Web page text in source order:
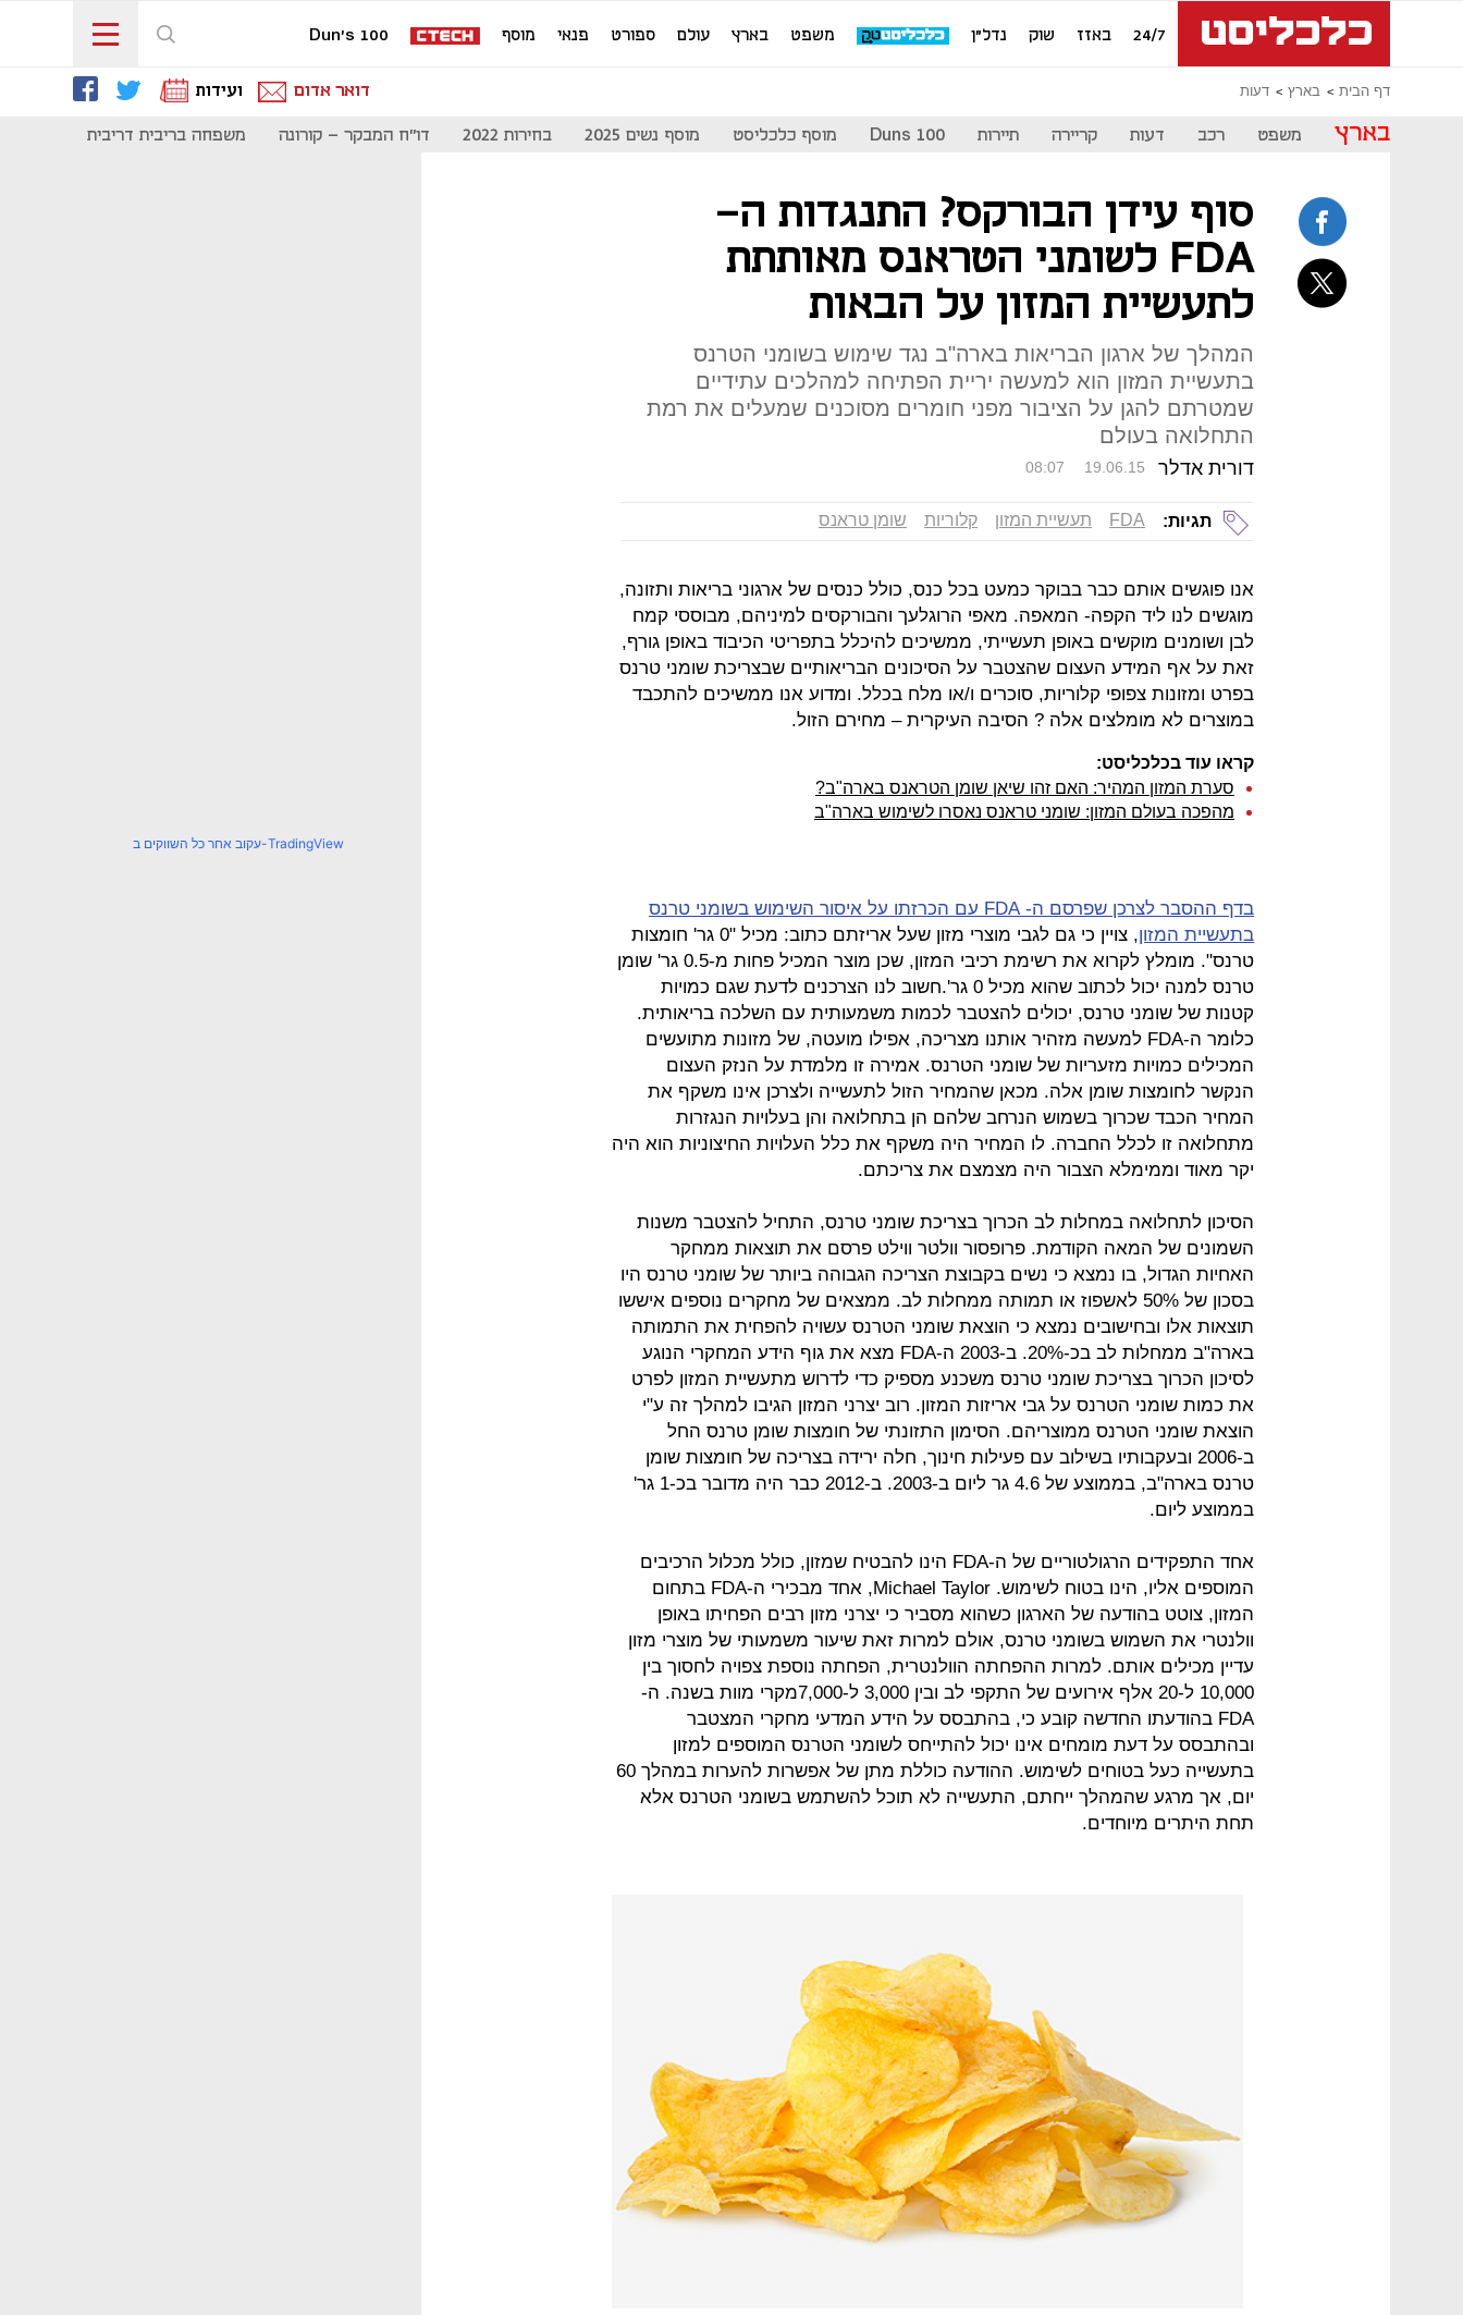
24/7 באזז שוק נדל"ן משפט בארץ עולם ספורט פנאי מוסף Dun's 100
דף הבית בארץ דעות דואר אדום ועידות
בארץ משפט רכב דעות קריירה תיירות Duns 100 מוסף כלכליסט מוסף נשים 2025 בחירות 2022 דו"ח המבקר - קורונה משפחה בריבית דריבית
סוף עידן הבורקס? התנגדות ה-
FDA לשומני הטראנס מאותתת
לתעשיית המזון על הבאות
המהלך של ארגון הבריאות בארה"ב נגד שימוש בשומני הטרנס
בתעשיית המזון הוא למעשה יריית הפתיחה למהלכים עתידיים
שמטרתם להגן על הציבור מפני חומרים מסוכנים שמעלים את רמת
התחלואה בעולם
דורית אדלר 08:07 19.06.15
תגיות: FDA תעשיית המזון קלוריות שומן טראנס
אנו פוגשים אותם כבר בבוקר כמעט בכל כנס, כולל כנסים של ארגוני בריאות ותזונה,
מוגשים לנו ליד הקפה- המאפה. מאפי הרוגלעך והבורקסים למיניהם, מבוססי קמח
לבן ושומנים מוקשים באופן תעשייתי, ממשיכים להיכלל בתפריטי הכיבוד באופן גורף,
זאת על אף המידע העצום שהצטבר על הסיכונים הבריאותיים שבצריכת שומני טרנס
בפרט ומזונות צפופי קלוריות, סוכרים ו/או מלח בכלל. ומדוע אנו ממשיכים להתכבד
במוצרים לא מומלצים אלה ? הסיבה העיקרית – מחירם הזול.
קראו עוד בכלכליסט:
סערת המזון המהיר: האם זהו שיאן שומן הטראנס בארה"ב?
מהפכה בעולם המזון: שומני טראנס נאסרו לשימוש בארה"ב
בדף ההסבר לצרכן שפרסם ה- FDA עם הכרזתו על איסור השימוש בשומני טרנס
בתעשיית המזון
, צויין כי גם לגבי מוצרי מזון שעל אריזתם כתוב: מכיל "0 גר' חומצות
טרנס". מומלץ לקרוא את רשימת רכיבי המזון, שכן מוצר המכיל פחות מ-0.5 גר' שומן
טרנס למנה יכול לכתוב שהוא מכיל 0 גר'.חשוב לנו הצרכנים לדעת שגם כמויות
קטנות של שומני טרנס, יכולים להצטבר לכמות משמעותית עם השלכה בריאותית.
כלומר ה-FDA למעשה מזהיר אותנו מצריכה, אפילו מועטה, של מזונות מתועשים
המכילים כמויות מזעריות של שומני הטרנס. אמירה זו מלמדת על הנזק העצום
הנקשר לחומצות שומן אלה. מכאן שהמחיר הזול לתעשייה ולצרכן אינו משקף את
המחיר הכבד שכרוך בשמוש הנרחב שלהם הן בתחלואה והן בעלויות הנגזרות
מתחלואה זו לכלל החברה. לו המחיר היה משקף את כלל העלויות החיצוניות הוא היה
יקר מאוד וממימלא הצבור היה מצמצם את צריכתם.
הסיכון לתחלואה במחלות לב הכרוך בצריכת שומני טרנס, התחיל להצטבר משנות
השמונים של המאה הקודמת. פרופסור וולטר ווילט פרסם את תוצאות ממחקר
האחיות הגדול, בו נמצא כי נשים בקבוצת הצריכה הגבוהה ביותר של שומני טרנס היו
בסכון של 50% לאשפוז או תמותה ממחלות לב. ממצאים של מחקרים נוספים איששו
תוצאות אלו ובחישובים נמצא כי הוצאת שומני הטרנס עשויה להפחית את התמותה
בארה"ב ממחלות לב בכ-20%. ב-2003 ה-FDA מצא את גוף הידע המחקרי הנוגע
לסיכון הכרוך בצריכת שומני טרנס משכנע מספיק כדי לדרוש מתעשיית המזון לפרט
את כמות שומני הטרנס על גבי אריזות המזון. רוב יצרני המזון הגיבו למהלך זה ע"י
הוצאת שומני הטרנס ממוצריהם. הסימון התזונתי של חומצות שומן טרנס החל
ב-2006 ובעקבותיו בשילוב עם פעילות חינוך, חלה ירידה בצריכה של חומצות שומן
טרנס בארה"ב, בממוצע של 4.6 גר ליום ב-2003. ב-2012 כבר היה מדובר בכ-1 גר'
בממוצע ליום.
אחד התפקידים הרגולטוריים של ה-FDA הינו להבטיח שמזון, כולל מכלול הרכיבים
המוספים אליו, הינו בטוח לשימוש. Michael Taylor, אחד מבכירי ה-FDA בתחום
המזון, צוטט בהודעה של הארגון כשהוא מסביר כי יצרני מזון רבים הפחיתו באופן
וולנטרי את השמוש בשומני טרנס, אולם למרות זאת שיעור משמעותי של מוצרי מזון
עדיין מכילים אותם. למרות ההפחתה הוולנטרית, הפחתה נוספת צפויה לחסוך בין
10,000 ל-20 אלף אירועים של התקפי לב ובין 3,000 ל-7,000מקרי מוות בשנה. ה-
FDA בהודעתו החדשה קובע כי, בהתבסס על הידע המדעי מחקרי המצטבר
ובהתבסס על דעת מומחים אינו יכול להתייחס לשומני הטרנס המוספים למזון
בתעשייה כעל בטוחים לשימוש. ההודעה כוללת מתן של אפשרות להערות במהלך 60
יום, אך מרגע שהמהלך ייחתם, התעשייה לא תוכל להשתמש בשומני הטרנס אלא
תחת היתרים מיוחדים.
עקוב אחר כל השווקים ב-TradingView